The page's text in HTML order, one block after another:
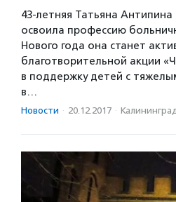
43-летняя Татьяна
освоила профессию
Нового года она станет
благотворительной акции
в поддержку детей с
в…
Новости · 20.12.2017 ·